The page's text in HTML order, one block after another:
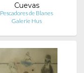
Cuevas
Pescadores de Blanes
Galerie Hus